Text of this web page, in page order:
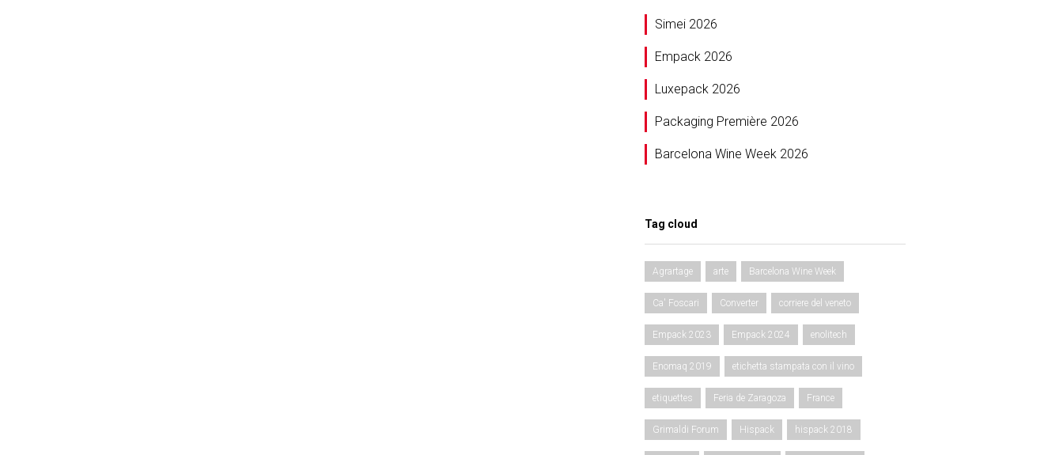
Simei 2026
Empack 2026
Luxepack 2026
Packaging Première 2026
Barcelona Wine Week 2026
Tag cloud
Agrartage arte Barcelona Wine Week
Ca' Foscari Converter corriere del veneto
Empack 2023 Empack 2024 enolitech
Enomaq 2019 etichetta stampata con il vino
etiquettes Feria de Zaragoza France
Grimaldi Forum Hispack hispack 2018